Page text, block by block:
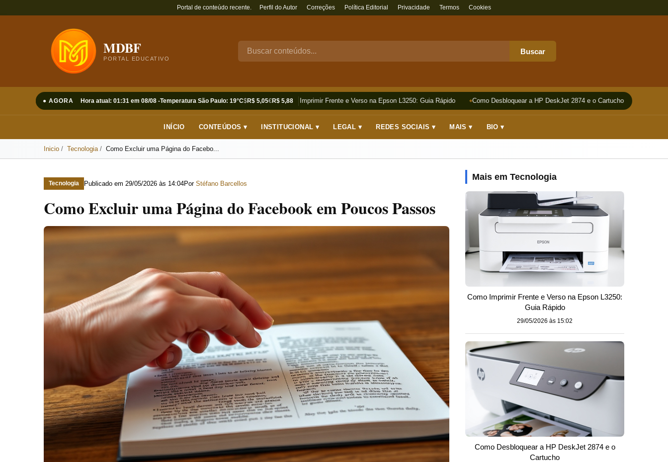
Portal de conteúdo recente. Perfil do Autor Correções Política Editorial Privacidade Termos Cookies
MDBF
PORTAL EDUCATIVO
Buscar
● AGORA Hora atual: 01:31 em 08/08 -Temperatura São Paulo: 19°C$R$ 5,05€R$ 5,88
Como Imprimir Frente e Verso na Epson L3250: Guia Rápido Como Desbloquear a HP DeskJet 2874 e o Cartucho
INÍCIO CONTEÚDOS ▾ INSTITUCIONAL ▾ LEGAL ▾ REDES SOCIAIS ▾ MAIS ▾ BIO ▾
Inicio Tecnologia Como Excluir uma Página do Facebo...
Tecnologia Publicado em 29/05/2026 às 14:04Por Stéfano Barcellos
Como Excluir uma Página do Facebook em Poucos Passos
Mais em Tecnologia
Como Imprimir Frente e Verso na Epson L3250:
Guia Rápido
29/05/2026 às 15:02
Como Desbloquear a HP DeskJet 2874 e o
Cartucho